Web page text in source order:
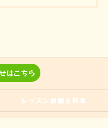
はこちら
レッスン詳細＆料金